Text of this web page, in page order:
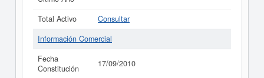
Total Activo
Consultar
Información Comercial
Fecha
Constitución
17/09/2010